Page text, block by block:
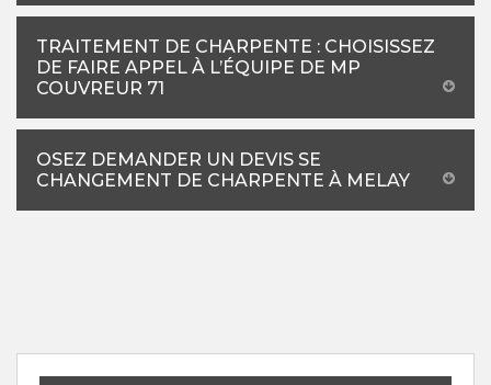
TRAITEMENT DE CHARPENTE : CHOISISSEZ
DE FAIRE APPEL À L’ÉQUIPE DE MP
COUVREUR 71
OSEZ DEMANDER UN DEVIS SE
CHANGEMENT DE CHARPENTE À MELAY